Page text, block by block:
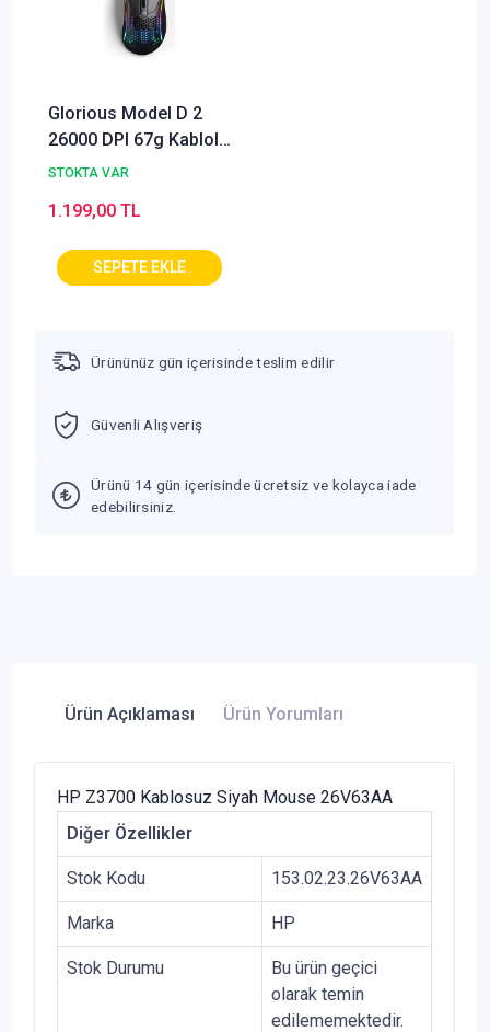
Glorious Model D 2
26000 DPI 67g Kablolu
RGB Ergonomik
Siyah (GLO-MS-DV2-
MB)
STOKTA VAR
1.199,00 TL
Ürününüz gün içerisinde teslim edilir
Güvenli Alışveriş
Ürünü 14 gün içerisinde ücretsiz ve kolayca iade
edebilirsiniz.
Ürün Açıklaması Ürün Yorumları
HP Z3700 Kablosuz Siyah Mouse 26V63AA
Diğer Özellikler
Stok Kodu 153.02.23.26V63AA
Marka HP
Stok Durumu
Bu ürün geçici
olarak temin
edilememektedir.